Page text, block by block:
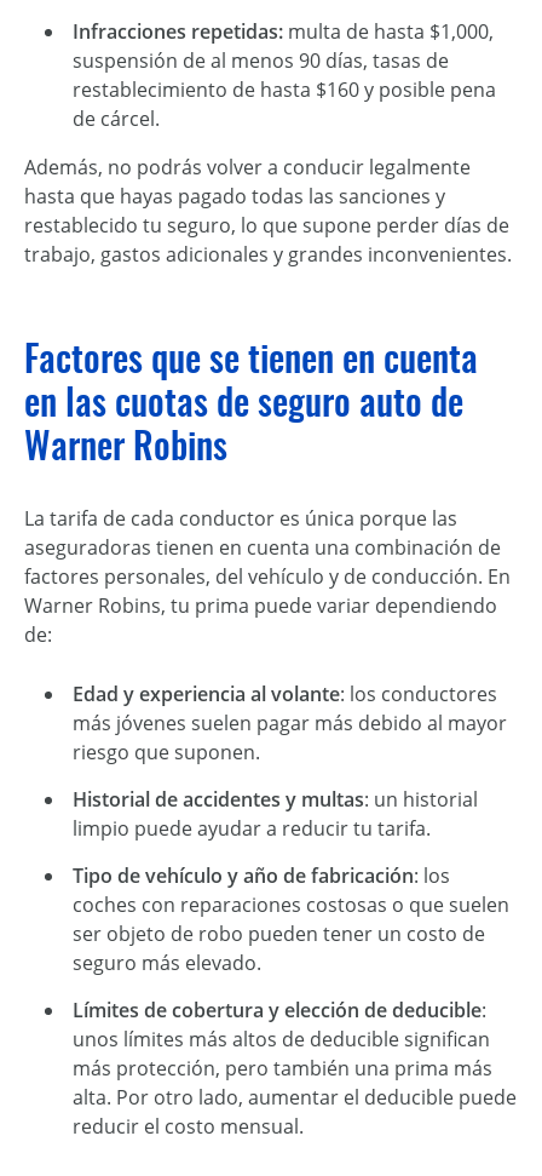
Infracciones repetidas: multa de hasta $1,000,
suspensión de al menos 90 días, tasas de
restablecimiento de hasta $160 y posible pena
de cárcel.
Además, no podrás volver a conducir legalmente
hasta que hayas pagado todas las sanciones y
restablecido tu seguro, lo que supone perder días de
trabajo, gastos adicionales y grandes inconvenientes.
Factores que se tienen en cuenta
en las cuotas de seguro auto de
Warner Robins
La tarifa de cada conductor es única porque las
aseguradoras tienen en cuenta una combinación de
factores personales, del vehículo y de conducción. En
Warner Robins, tu prima puede variar dependiendo
de:
Edad y experiencia al volante: los conductores
más jóvenes suelen pagar más debido al mayor
riesgo que suponen.
Historial de accidentes y multas: un historial
limpio puede ayudar a reducir tu tarifa.
Tipo de vehículo y año de fabricación: los
coches con reparaciones costosas o que suelen
ser objeto de robo pueden tener un costo de
seguro más elevado.
Límites de cobertura y elección de deducible:
unos límites más altos de deducible significan
más protección, pero también una prima más
alta. Por otro lado, aumentar el deducible puede
reducir el costo mensual.